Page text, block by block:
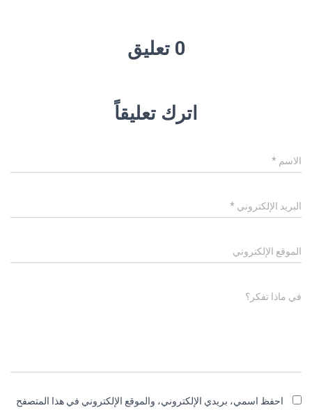
0 تعليق
اترك تعليقاً
الاسم *
البريد الإلكتروني *
الموقع الإلكتروني
في ماذا تفكر؟
احفظ اسمي، بريدي الإلكتروني، والموقع الإلكتروني في هذا المتصفح